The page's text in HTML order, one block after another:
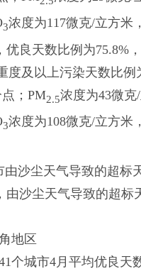
3浓度为117微克/立方米
优良天数比例为75.8%
度及以上污染天数比例
；PM2.5浓度为43微克
3浓度为108微克/立方米
沙尘天气导致的超标
由沙尘天气导致的超标
地区
城市4月平均优良天